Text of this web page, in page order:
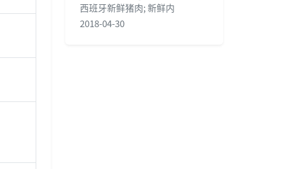
西班牙新鲜猪肉; 新鲜内
2018-04-30